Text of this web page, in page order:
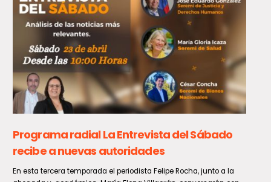
Con el propósito de promover la formación integral en jóvenes de la
región, se llevó a cabo la charla...